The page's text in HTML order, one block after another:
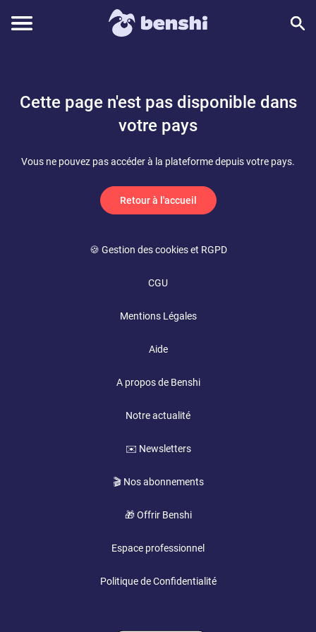
Cette page n'est pas disponible dans
votre pays
Vous ne pouvez pas accéder à la plateforme depuis votre pays.
Retour à l'accueil
🍪 Gestion des cookies et RGPD
CGU
Mentions Légales
Aide
A propos de Benshi
Notre actualité
✉️ Newsletters
🎬 Nos abonnements
🎁 Offrir Benshi
Espace professionnel
Politique de Confidentialité